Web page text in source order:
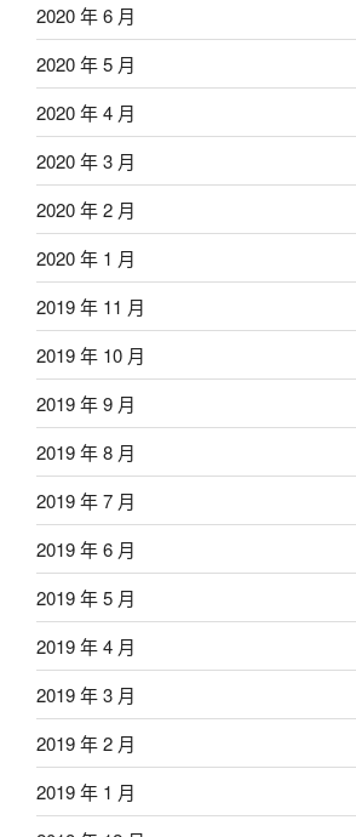
2020 年 6 月
2020 年 5 月
2020 年 4 月
2020 年 3 月
2020 年 2 月
2020 年 1 月
2019 年 11 月
2019 年 10 月
2019 年 9 月
2019 年 8 月
2019 年 7 月
2019 年 6 月
2019 年 5 月
2019 年 4 月
2019 年 3 月
2019 年 2 月
2019 年 1 月